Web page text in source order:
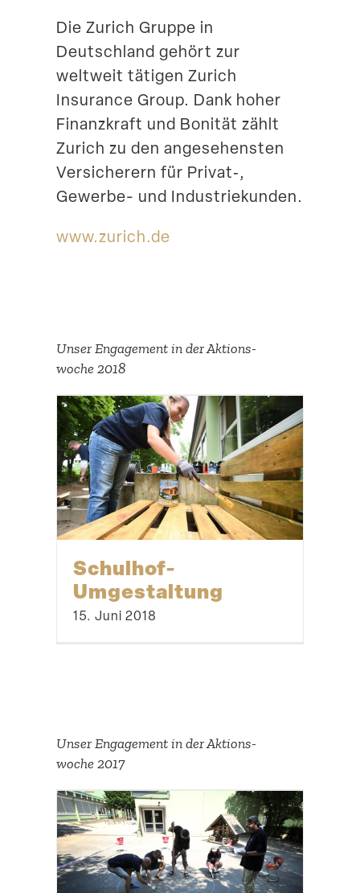
Suche
Die Zurich Gruppe in
Deutschland gehört zur
weltweit tätigen Zurich
Insurance Group. Dank hoher
Finanz­kraft und Bonität zählt
Zurich zu den angese­hensten
Versi­cherern für Privat‑,
Gewerbe- und Industriekunden.
www​.zurich​.de
Unser Engagement in der Aktions­
woche 2018
Schulhof-
Umgestaltung
15. Juni 2018
Unser Engagement in der Aktions­
woche 2017